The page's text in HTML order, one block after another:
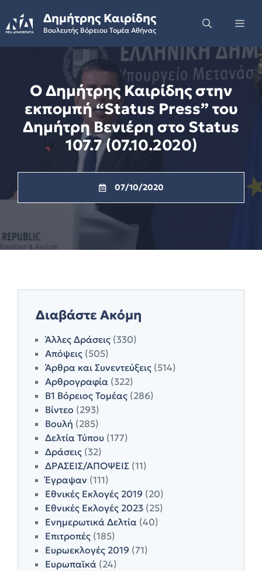
to
content
Δημήτρης Καιρίδης
Βουλευτής Βόρειου Τομέα Αθήνας
Ο Δημήτρης Καιρίδης στην
εκπομπή “Status Press” του
Δημήτρη Βενιέρη στο Status
107.7 (07.10.2020)
07/10/2020
Διαβάστε Ακόμη
Άλλες Δράσεις (330)
Απόψεις (505)
Άρθρα και Συνεντεύξεις (514)
Αρθρογραφία (322)
Β1 Βόρειος Τομέας (286)
Βίντεο (293)
Βουλή (285)
Δελτία Τύπου (177)
Δράσεις (32)
ΔΡΑΣΕΙΣ/ΑΠΟΨΕΙΣ (11)
Έγραψαν (111)
Εθνικές Εκλογές 2019 (20)
Εθνικές Εκλογές 2023 (25)
Ενημερωτικά Δελτία (40)
Επιτροπές (185)
Ευρωεκλογές 2019 (71)
Ευρωπαϊκά (24)